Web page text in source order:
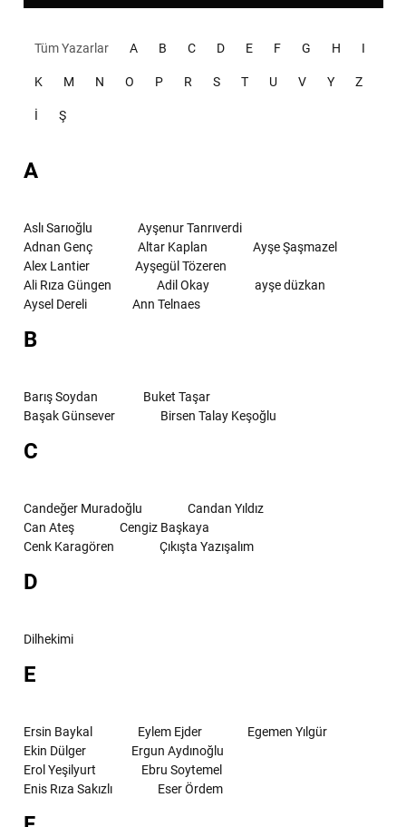
Tüm Yazarlar A B C D E F G H I
K M N O P R S T U V Y Z
İ Ş
A
Aslı Sarıoğlu
Ayşenur Tanrıverdi
Adnan Genç
Altar Kaplan
Ayşe Şaşmazel
Alex Lantier
Ayşegül Tözeren
Ali Rıza Güngen
Adil Okay
ayşe düzkan
Aysel Dereli
Ann Telnaes
B
Barış Soydan
Buket Taşar
Başak Günsever
Birsen Talay Keşoğlu
C
Candeğer Muradoğlu
Candan Yıldız
Can Ateş
Cengiz Başkaya
Cenk Karagören
Çıkışta Yazışalım
D
Dilhekimi
E
Ersin Baykal Eylem Ejder
Egemen Yılgür
Ekin Dülger
Ergun Aydınoğlu
Erol Yeşilyurt
Ebru Soytemel
Enis Rıza Sakızlı
Eser Ördem